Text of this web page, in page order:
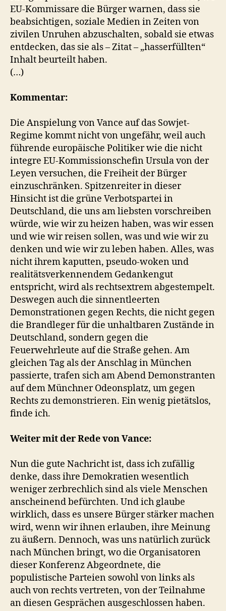
EU-Kommissare die Bürger warnen, dass sie
beabsichtigen, soziale Medien in Zeiten von
zivilen Unruhen abzuschalten, sobald sie etwas
entdecken, das sie als – Zitat – „hasserfüllten“
Inhalt beurteilt haben.
(…)
Kommentar:
Die Anspielung von Vance auf das Sowjet-
Regime kommt nicht von ungefähr, weil auch
führende europäische Politiker wie die nicht
integre EU-Kommissionschefin Ursula von der
Leyen versuchen, die Freiheit der Bürger
einzuschränken. Spitzenreiter in dieser
Hinsicht ist die grüne Verbotspartei in
Deutschland, die uns am liebsten vorschreiben
würde, wie wir zu heizen haben, was wir essen
und wie wir reisen sollen, was und wie wir zu
denken und wie wir zu leben haben. Alles, was
nicht ihrem kaputten, pseudo-woken und
realitätsverkennendem Gedankengut
entspricht, wird als rechtsextrem abgestempelt.
Deswegen auch die sinnentleerten
Demonstrationen gegen Rechts, die nicht gegen
die Brandleger für die unhaltbaren Zustände in
Deutschland, sondern gegen die
Feuerwehrleute auf die Straße gehen. Am
gleichen Tag als der Anschlag in München
passierte, trafen sich am Abend Demonstranten
auf dem Münchner Odeonsplatz, um gegen
Rechts zu demonstrieren. Ein wenig pietätslos,
finde ich.
Weiter mit der Rede von Vance:
Nun die gute Nachricht ist, dass ich zufällig
denke, dass ihre Demokratien wesentlich
weniger zerbrechlich sind als viele Menschen
anscheinend befürchten. Und ich glaube
wirklich, dass es unsere Bürger stärker machen
wird, wenn wir ihnen erlauben, ihre Meinung
zu äußern. Dennoch, was uns natürlich zurück
nach München bringt, wo die Organisatoren
dieser Konferenz Abgeordnete, die
populistische Parteien sowohl von links als
auch von rechts vertreten, von der Teilnahme
an diesen Gesprächen ausgeschlossen haben.